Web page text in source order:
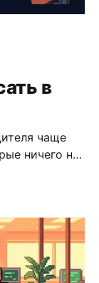
в
чаще
ничего не